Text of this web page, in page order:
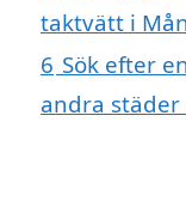
taktvätt i
6 Sök efter
andra